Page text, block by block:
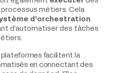
processus métiers. Cela
d’orchestration
d’automatiser des tâches
plateformes facilitent la
en connectant des